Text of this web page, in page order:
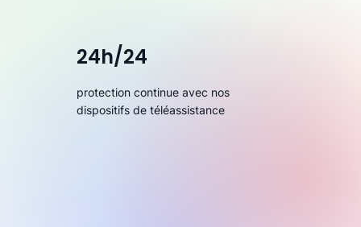
24h/24
protection continue avec nos
dispositifs de téléassistance